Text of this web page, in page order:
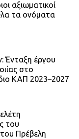
αξιωματικοί
τα ονόματα
Ένταξη έργου
στο
ΚΑΠ 2023–2027
του
Πρέβελη